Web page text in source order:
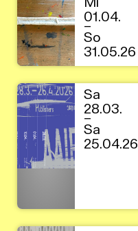
Mi
01.04.
–
So
31.05.26
Sa
28.03.
–
Sa
25.04.26